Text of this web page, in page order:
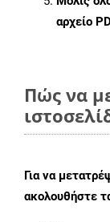
αρχείο
Πώς να
Για να
ακολουθήστε